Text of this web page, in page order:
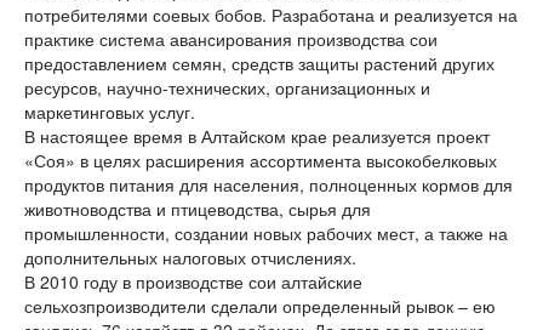
потребителями соевых бобов. Разработана и реализуется на
практике система авансирования производства сои
предоставлением семян, средств защиты растений других
ресурсов, научно-технических, организационных и
маркетинговых услуг.
В настоящее время в Алтайском крае реализуется проект
«Соя» в целях расширения ассортимента высокобелковых
продуктов питания для населения, полноценных кормов для
животноводства и птицеводства, сырья для
промышленности, создании новых рабочих мест, а также на
дополнительных налоговых отчислениях.
В 2010 году в производстве сои алтайские
сельхозпроизводители сделали определенный рывок – ею